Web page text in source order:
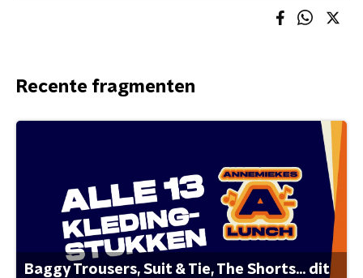
Recente fragmenten
Baggy Trousers, Suit & Tie, The Shorts... dit